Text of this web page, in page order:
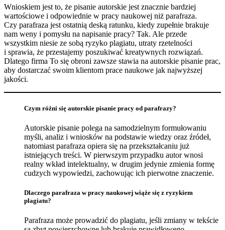
Wnioskiem jest to, że pisanie autorskie jest znacznie bardziej
wartościowe i odpowiednie w pracy naukowej niż parafraza.
Czy parafraza jest ostatnią deską ratunku, kiedy zupełnie brakuje
nam weny i pomysłu na napisanie pracy? Tak. Ale przede
wszystkim niesie ze sobą ryzyko plagiatu, utraty rzetelności
i sprawia, że przestajemy poszukiwać kreatywnych rozwiązań.
Dlatego firma To się obroni zawsze stawia na autorskie pisanie prac,
aby dostarczać swoim klientom prace naukowe jak najwyższej
jakości.
Czym różni się autorskie pisanie pracy od parafrazy?
Autorskie pisanie polega na samodzielnym formułowaniu
myśli, analiz i wniosków na podstawie wiedzy oraz źródeł,
natomiast parafraza opiera się na przekształcaniu już
istniejących treści. W pierwszym przypadku autor wnosi
realny wkład intelektualny, w drugim jedynie zmienia formę
cudzych wypowiedzi, zachowując ich pierwotne znaczenie.
Dlaczego parafraza w pracy naukowej wiąże się z ryzykiem
plagiatu?
Parafraza może prowadzić do plagiatu, jeśli zmiany w tekście